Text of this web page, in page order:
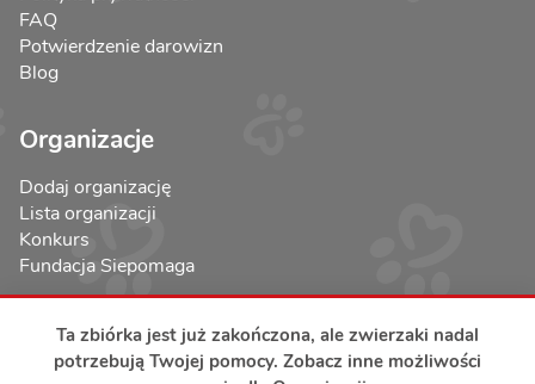
Ta zbiórka jest już zakończona, ale zwierzaki nadal
potrzebują Twojej pomocy. Zobacz inne możliwości
FAQ
Potwierdzenie darowizn
Blog
Organizacje
Dodaj organizację
Lista organizacji
Konkurs
Fundacja Siepomaga